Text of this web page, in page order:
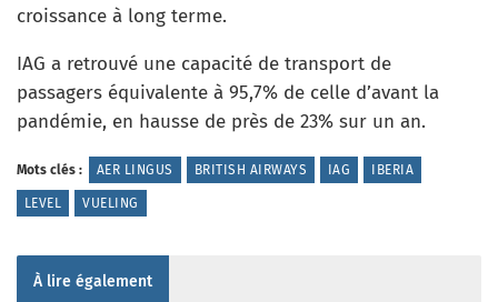
croissance à long terme.
IAG a retrouvé une capacité de transport de
passagers équivalente à 95,7% de celle d’avant la
pandémie, en hausse de près de 23% sur un an.
Mots clés : AER LINGUS BRITISH AIRWAYS IAG IBERIA
LEVEL VUELING
À lire également